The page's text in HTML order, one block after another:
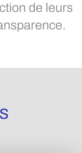
de leurs